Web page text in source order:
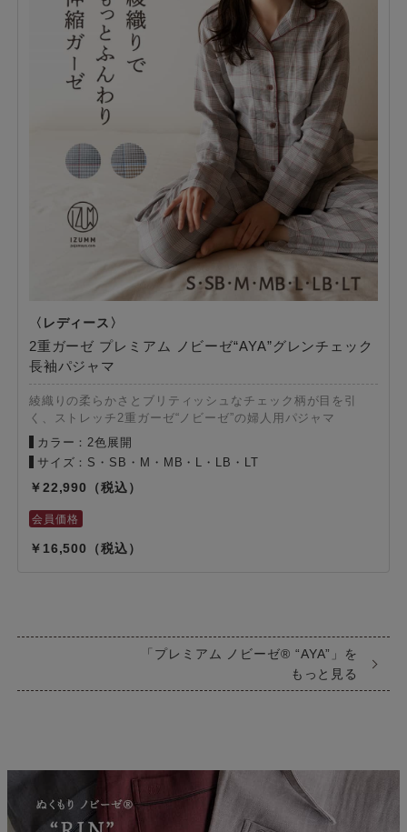
2重ガーゼ プレミアム ノビーゼ“AYA”グレンチェック
長袖パジャマ
綾織りの柔らかさとブリティッシュなチェック柄が目を引
く、ストレッチ2重ガーゼ“ノビーゼ”の婦人用パジャマ
カラー：2色展開
サイズ：S・SB・M・MB・L・LB・LT
22,990
16,500
「プレミアム ノビーゼ® “AYA”」を
もっと見る